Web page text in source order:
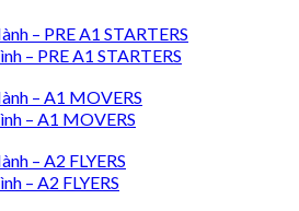
– PRE A1 STARTERS
– PRE A1 STARTERS
– A1 MOVERS
– A1 MOVERS
– A2 FLYERS
– A2 FLYERS